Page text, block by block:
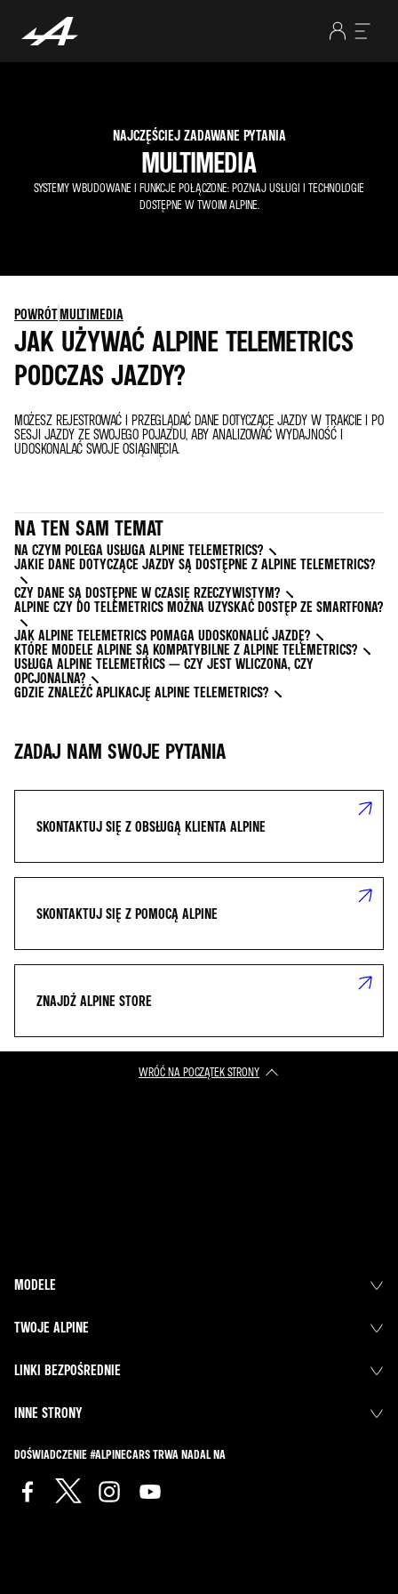
NAJCZĘŚCIEJ ZADAWANE PYTANIA
MULTIMEDIA
SYSTEMY WBUDOWANE I FUNKCJE POŁĄCZONE: POZNAJ USŁUGI I TECHNOLOGIE
DOSTĘPNE W TWOIM ALPINE.
POWRÓTMULTIMEDIA
JAK UŻYWAĆ ALPINE TELEMETRICS
PODCZAS JAZDY?
MOŻESZ REJESTROWAĆ I PRZEGLĄDAĆ DANE DOTYCZĄCE JAZDY W TRAKCIE I PO
SESJI JAZDY ZE SWOJEGO POJAZDU, ABY ANALIZOWAĆ WYDAJNOŚĆ I
UDOSKONALAĆ SWOJE OSIĄGNIĘCIA.
NA TEN SAM TEMAT
NA CZYM POLEGA USŁUGA ALPINE TELEMETRICS?
JAKIE DANE DOTYCZĄCE JAZDY SĄ DOSTĘPNE Z ALPINE TELEMETRICS?
CZY DANE SĄ DOSTĘPNE W CZASIE RZECZYWISTYM?
ALPINE CZY DO TELEMETRICS MOŻNA UZYSKAĆ DOSTĘP ZE SMARTFONA?
JAK ALPINE TELEMETRICS POMAGA UDOSKONALIĆ JAZDĘ?
KTÓRE MODELE ALPINE SĄ KOMPATYBILNE Z ALPINE TELEMETRICS?
USŁUGA ALPINE TELEMETRICS — CZY JEST WLICZONA, CZY
OPCJONALNA?
GDZIE ZNALEŹĆ APLIKACJĘ ALPINE TELEMETRICS?
ZADAJ NAM SWOJE PYTANIA
SKONTAKTUJ SIĘ Z OBSŁUGĄ KLIENTA ALPINE
SKONTAKTUJ SIĘ Z POMOCĄ ALPINE
ZNAJDŹ ALPINE STORE
WRÓĆ NA POCZĄTEK STRONY
MODELE
TWOJE ALPINE
LINKI BEZPOŚREDNIE
INNE STRONY
DOŚWIADCZENIE #ALPINECARS TRWA NADAL NA